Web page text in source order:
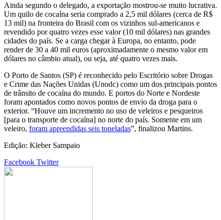
Ainda segundo o delegado, a exportação mostrou-se muito lucrativa.
Um quilo de cocaína seria comprado a 2,5 mil dólares (cerca de R$
13 mil) na fronteira do Brasil com os vizinhos sul-americanos e
revendido por quatro vezes esse valor (10 mil dólares) nas grandes
cidades do país. Se a carga chegar à Europa, no entanto, pode
render de 30 a 40 mil euros (aproximadamente o mesmo valor em
dólares no câmbio atual), ou seja, até quatro vezes mais.
O Porto de Santos (SP) é reconhecido pelo Escritório sobre Drogas
e Crime das Nações Unidas (Unodc) como um dos principais pontos
de trânsito de cocaína do mundo. E portos do Norte e Nordeste
foram apontados como novos pontos de envio da droga para o
exterior. “Houve um incremento no uso de veleiros e pesqueiros
[para o transporte de cocaína] no norte do país. Somente em um
veleiro, foram apreendidas seis toneladas”, finalizou Martins.
Edição: Kleber Sampaio
Facebook TwitterGoogle+
LinkedIn
StumbleUpon
Tumblr
Pinterest
Reddit
VKontakte
Share
Print